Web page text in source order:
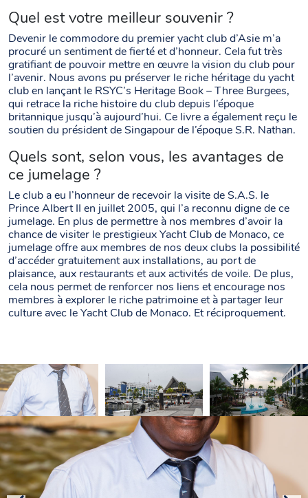
Quel est votre meilleur souvenir ?
Devenir le commodore du premier yacht club d’Asie m’a
procuré un sentiment de fierté et d’honneur. Cela fut très
gratifiant de pouvoir mettre en œuvre la vision du club pour
l’avenir. Nous avons pu préserver le riche héritage du yacht
club en lançant le RSYC’s Heritage Book – Three Burgees,
qui retrace la riche histoire du club depuis l’époque
britannique jusqu’à aujourd’hui. Ce livre a également reçu le
soutien du président de Singapour de l’époque S.R. Nathan.
Quels sont, selon vous, les avantages de
ce jumelage ?
Le club a eu l’honneur de recevoir la visite de S.A.S. le
Prince Albert II en juillet 2005, qui l’a reconnu digne de ce
jumelage. En plus de permettre à nos membres d’avoir la
chance de visiter le prestigieux Yacht Club de Monaco, ce
jumelage offre aux membres de nos deux clubs la possibilité
d’accéder gratuitement aux installations, au port de
plaisance, aux restaurants et aux activités de voile. De plus,
cela nous permet de renforcer nos liens et encourage nos
membres à explorer le riche patrimoine et à partager leur
culture avec le Yacht Club de Monaco. Et réciproquement.